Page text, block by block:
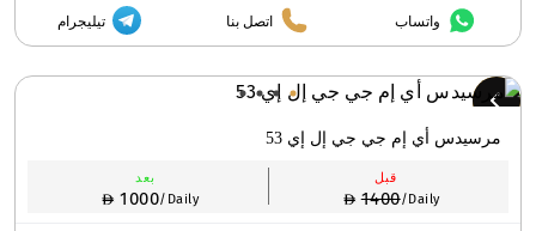
واتساب اتصل بنا تيليجرام
مرسيدس أي إم جي جي إل إي 53
قبل
1400/Daily
بعد
1000/Daily